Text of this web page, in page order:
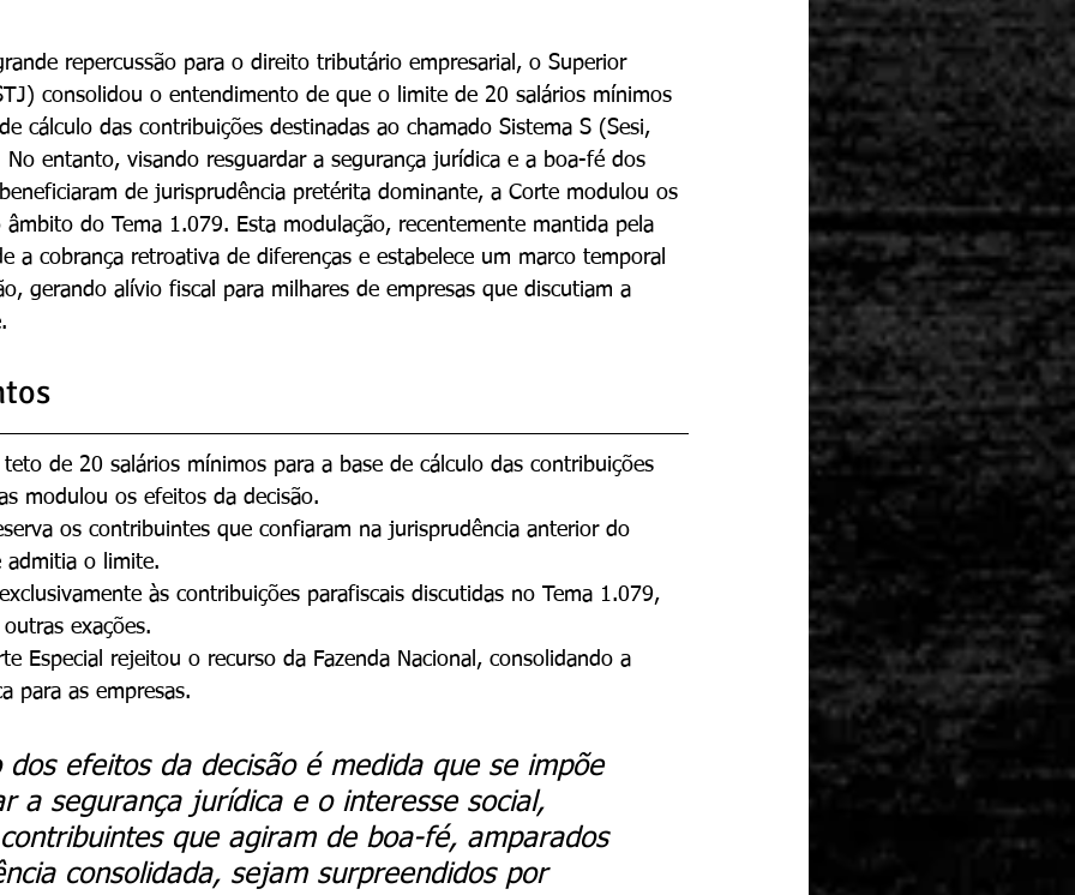
repercussão para o direito tributário empresarial, o Superior
consolidou o entendimento de que o limite de 20 salários mínimos
cálculo das contribuições destinadas ao chamado Sistema S (Sesi,
No entanto, visando resguardar a segurança jurídica e a boa-fé dos
de jurisprudência pretérita dominante, a Corte modulou os
do Tema 1.079. Esta modulação, recentemente mantida pela
a cobrança retroativa de diferenças e estabelece um marco temporal
gerando alívio fiscal para milhares de empresas que discutiam a
de 20 salários mínimos para a base de cálculo das contribuições
modulou os efeitos da decisão.
os contribuintes que confiaram na jurisprudência anterior do
admitia o limite.
às contribuições parafiscais discutidas no Tema 1.079,
exações.
Especial rejeitou o recurso da Fazenda Nacional, consolidando a
para as empresas.
dos efeitos da decisão é medida que se impõe
a segurança jurídica e o interesse social,
que agiram de boa-fé, amparados
consolidada, sejam surpreendidos por